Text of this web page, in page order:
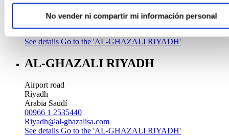
No vender ni compartir mi información personal
Riyadh
Arabia Saudí
See details Go to the 'AL-GHAZALI RIYADH'
AL-GHAZALI RIYADH
Airport road
Riyadh
Arabia Saudí
00966 1 2535440
Riyadh@al-ghazalisa.com
See details Go to the 'AL-GHAZALI RIYADH'